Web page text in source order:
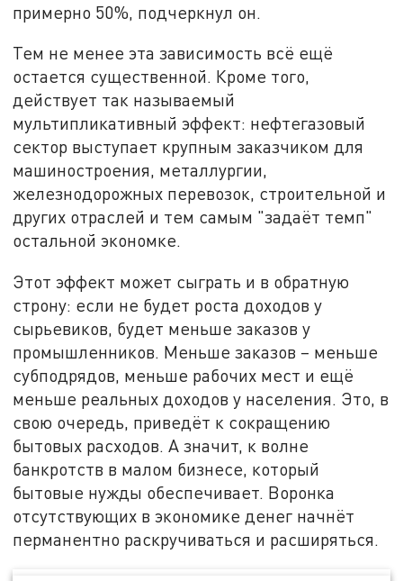
примерно 50%, подчеркнул он.
Тем не менее эта зависимость всё ещё
остается существенной. Кроме того,
действует так называемый
мультипликативный эффект: нефтегазовый
сектор выступает крупным заказчиком для
машиностроения, металлургии,
железнодорожных перевозок, строительной и
других отраслей и тем самым "задаёт темп"
остальной экономке.
Этот эффект может сыграть и в обратную
строну: если не будет роста доходов у
сырьевиков, будет меньше заказов у
промышленников. Меньше заказов – меньше
субподрядов, меньше рабочих мест и ещё
меньше реальных доходов у населения. Это, в
свою очередь, приведёт к сокращению
бытовых расходов. А значит, к волне
банкротств в малом бизнесе, который
бытовые нужды обеспечивает. Воронка
отсутствующих в экономике денег начнёт
перманентно раскручиваться и расширяться.